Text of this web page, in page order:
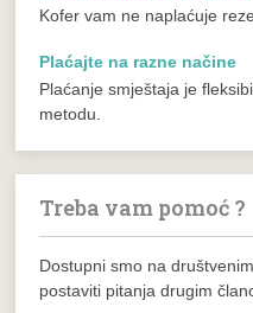
Kofer vam ne naplaćuje
Plaćajte na razne načine
Plaćanje smještaja je
metodu.
Treba vam pomoć ?
Dostupni smo na
postaviti pitanja drugim